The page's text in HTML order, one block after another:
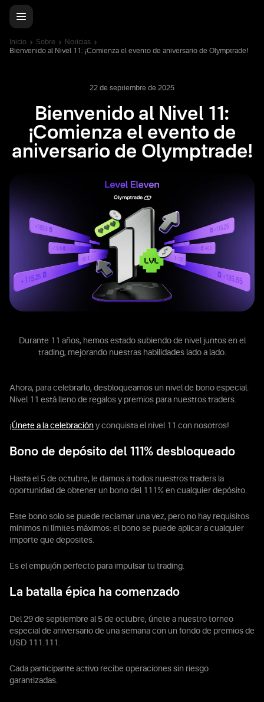
Inicio Sobre
Noticias
Bienvenido al Nivel 11: ¡Comienza el evento de aniversario de Olymptrade!
22 de septiembre de 2025
Bienvenido al Nivel 11:
¡Comienza el evento de
aniversario de Olymptrade!
Durante 11 años, hemos estado subiendo de nivel juntos en el
trading, mejorando nuestras habilidades lado a lado.
Ahora, para celebrarlo, desbloqueamos un nivel de bono especial.
Nivel 11 está lleno de regalos y premios para nuestros traders.
¡Únete a la celebración y conquista el nivel 11 con nosotros!
Bono de depósito del 111% desbloqueado
Hasta el 5 de octubre, le damos a todos nuestros traders la
oportunidad de obtener un bono del 111% en cualquier depósito.
Este bono solo se puede reclamar una vez, pero no hay requisitos
mínimos ni límites máximos: el bono se puede aplicar a cualquier
importe que deposites.
Es el empujón perfecto para impulsar tu trading.
La batalla épica ha comenzado
Del 29 de septiembre al 5 de octubre, únete a nuestro torneo
especial de aniversario de una semana con un fondo de premios de
USD 111.111.
Cada participante activo recibe operaciones sin riesgo
garantizadas.